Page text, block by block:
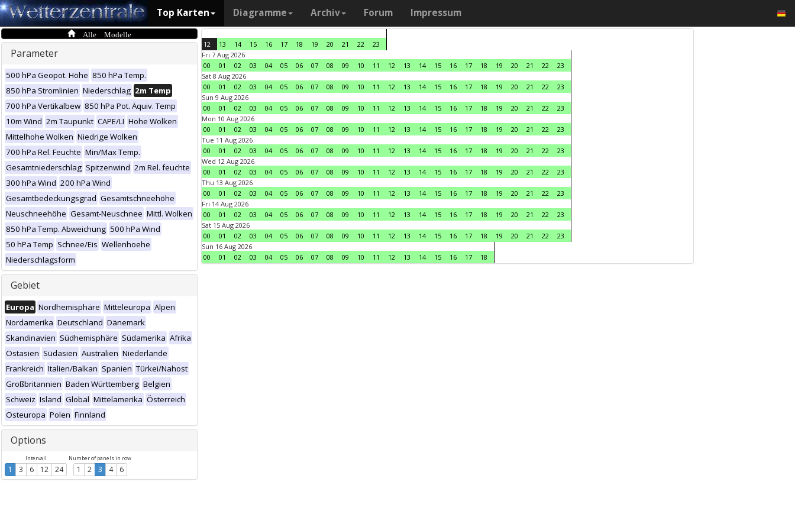
Top Karten Diagramme Archiv Forum Impressum
Alle Modelle
Parameter
500 hPa Geopot. Höhe 850 hPa Temp.
850 hPa Stromlinien Niederschlag 2m Temp
700 hPa Vertikalbew 850 hPa Pot. Äquiv. Temp
10m Wind 2m Taupunkt CAPE/LI Hohe Wolken
Mittelhohe Wolken Niedrige Wolken
700 hPa Rel. Feuchte Min/Max Temp.
Gesamtniederschlag Spitzenwind 2m Rel. feuchte
300 hPa Wind 200 hPa Wind
Gesamtbedeckungsgrad Gesamtschneehöhe
Neuschneehöhe Gesamt-Neuschnee Mittl. Wolken
850 hPa Temp. Abweichung 500 hPa Wind
50 hPa Temp Schnee/Eis Wellenhoehe
Niederschlagsform
Gebiet
Europa Nordhemisphäre Mitteleuropa Alpen
Nordamerika Deutschland Dänemark
Skandinavien Südhemisphäre Südamerika Afrika
Ostasien Südasien Australien Niederlande
Frankreich Italien/Balkan Spanien Türkei/Nahost
Großbritannien Baden Württemberg Belgien
Schweiz Island Global Mittelamerika Österreich
Osteuropa Polen Finnland
Options
Intervall
1 3 6 12 24
Number of panels in row
1 2 3 4 6
12 13 14 15 16 17 18 19 20 21 22
23
Fri 7 Aug 2026
00
01 02 03 04 05 06 07 08 09 10 11 12 13 14 15 16 17 18 19 20 21 22
23
Sat 8 Aug 2026
00
01 02 03 04 05 06 07 08 09 10 11 12 13 14 15 16 17 18 19 20 21 22
23
Sun 9 Aug 2026
00
01 02 03 04 05 06 07 08 09 10 11 12 13 14 15 16 17 18 19 20 21 22
23
Mon 10 Aug 2026
00
01 02 03 04 05 06 07 08 09 10 11 12 13 14 15 16 17 18 19 20 21 22
23
Tue 11 Aug 2026
00
01 02 03 04 05 06 07 08 09 10 11 12 13 14 15 16 17 18 19 20 21 22
23
Wed 12 Aug 2026
00
01 02 03 04 05 06 07 08 09 10 11 12 13 14 15 16 17 18 19 20 21 22
23
Thu 13 Aug 2026
00
01 02 03 04 05 06 07 08 09 10 11 12 13 14 15 16 17 18 19 20 21 22
23
Fri 14 Aug 2026
00
01 02 03 04 05 06 07 08 09 10 11 12 13 14 15 16 17 18 19 20 21 22
23
Sat 15 Aug 2026
00
01 02 03 04 05 06 07 08 09 10 11 12 13 14 15 16 17 18 19 20 21 22
23
Sun 16 Aug 2026
00
01 02 03 04 05 06 07 08 09 10 11 12 13 14 15 16 17 18